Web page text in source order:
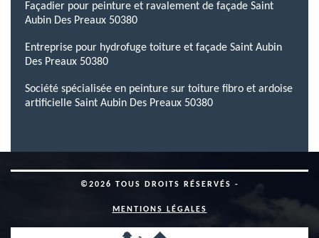
Façadier pour peinture et ravalement de façade Saint
Aubin Des Preaux 50380
Entreprise pour hydrofuge toiture et façade Saint Aubin
Des Preaux 50380
Société spécialisée en peinture sur toiture fibro et ardoise
artificielle Saint Aubin Des Preaux 50380
©2026 TOUS DROITS RÉSERVÉS -
MENTIONS LÉGALES